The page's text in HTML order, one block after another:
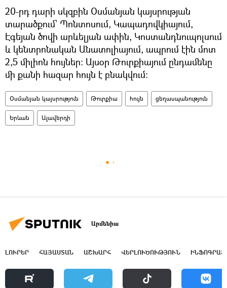
20-րդ դարի սկզբին Օսմանյան կայսրության
տարածքում՝ Պոնտոսում, Կապադովկիայում,
Էգեյան ծովի արևելյան ափին, Կոստանդնուպոլսում
և կենտրոնական Անատոլիայում, ապրում էին մոտ
2,5 միլիոն հույներ։ Այսօր Թուրքիայում ընդամենը
մի քանի հազար հույն է բնակվում։
Օսմանյան կայսրություն Թուրքիա հույն ցեղասպանություն
Երևան Ալավերդի
Արմենիա
ԼՈՒՐԵՐ ՀԱՅԱՍՏԱՆ ԱՇԽԱՐՀ ՎԵՐԼՈՒԾՈՒԹՅՈՒՆ